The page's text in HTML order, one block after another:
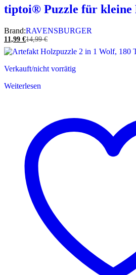
tiptoi® Puzzle für kleine
Brand:RAVENSBURGER
11,99 €14,99€
Verkauft/nicht vorrätig
Weiterlesen